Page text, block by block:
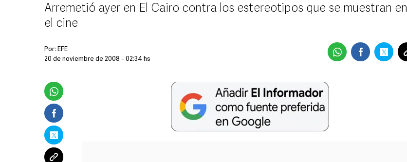
Arremetió ayer en El Cairo contra los estereotipos que se muestran en
el cine
Por: EFE
20 de noviembre de 2008 - 02:34 hs